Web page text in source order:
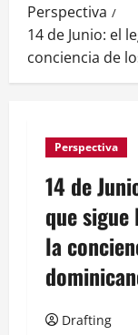
Perspectiva
14 de Junio: el
conciencia de
Perspectiva
14 de
que
la
Drafting